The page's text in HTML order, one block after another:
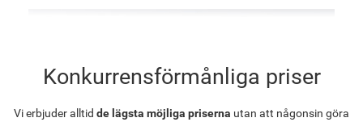
Konkurrensförmånliga priser
Vi erbjuder alltid de lägsta möjliga priserna utan att någonsin göra